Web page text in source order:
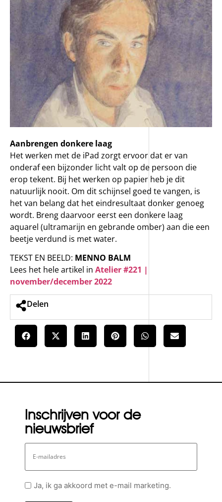
Aanbrengen donkere laag
Het werken met de iPad zorgt ervoor dat er van
onderaf een bijzonder licht valt op de persoon die
erop tekent. Bij het werken op papier heb je dit
natuurlijk nooit. Om dit schijnsel goed te vangen, is
het van belang dat het eindresultaat donker genoeg
wordt. Breng daarvoor eerst een donkere laag
aquarel (ultramarijn en gebrande omber) aan die een
beetje verdund is met water.
TEKST EN BEELD: MENNO BALM
Lees het hele artikel in Atelier #221 |
november/december 2022
Delen
Inschrijven voor de
nieuwsbrief
E-
mailadres
GeenJa, ik ga akkoord met e-mail marketing.